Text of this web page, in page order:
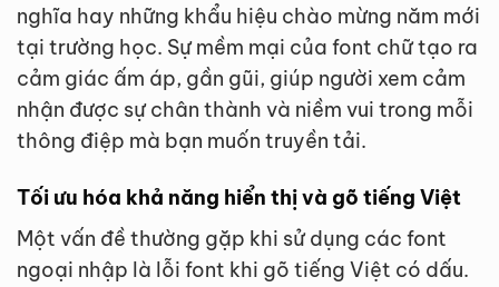
nghĩa hay những khẩu hiệu chào mừng năm mới
tại trường học. Sự mềm mại của font chữ tạo ra
cảm giác ấm áp, gần gũi, giúp người xem cảm
nhận được sự chân thành và niềm vui trong mỗi
thông điệp mà bạn muốn truyền tải.
Tối ưu hóa khả năng hiển thị và gõ tiếng Việt
Một vấn đề thường gặp khi sử dụng các font
ngoại nhập là lỗi font khi gõ tiếng Việt có dấu.